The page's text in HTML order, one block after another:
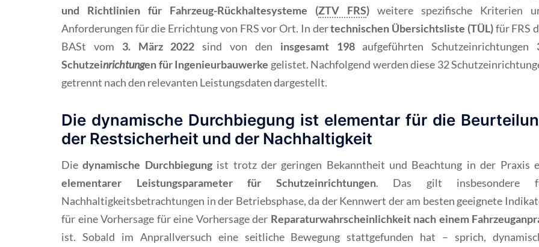
und Richtlinien für Fahrzeug-Rückhaltesysteme (ZTV FRS) weitere spezifische Kriterien
Anforderungen für die Errichtung von FRS vor Ort. In dertechnischen Übersichtsliste (TÜL)für FRS
BASt vom 3. März 2022 sind von den insgesamt 198aufgeführten Schutzeinrichtungen
Schutzeinrichtungen für Ingenieurbauwerke gelistet. Nachfolgend werden diese 32
getrennt nach den relevanten Leistungsdaten dargestellt.
Die dynamische Durchbiegung ist elementar für die
der Restsicherheit und der Nachhaltigkeit
Diedynamische Durchbiegungist trotz der geringen Bekanntheit und Beachtung in der Praxis
elementarer Leistungsparameter für Schutzeinrichtungen. Das gilt insbesondere
Nachhaltigkeitsbetrachtungen in der Betriebsphase, da der Kennwert der am besten geeignete
für eine Vorhersage für eine Vorhersage der Reparaturwahrscheinlichkeit nach einem
ist. Sobald im Anprallversuch eine seitliche Bewegung stattgefunden hat – sprich,